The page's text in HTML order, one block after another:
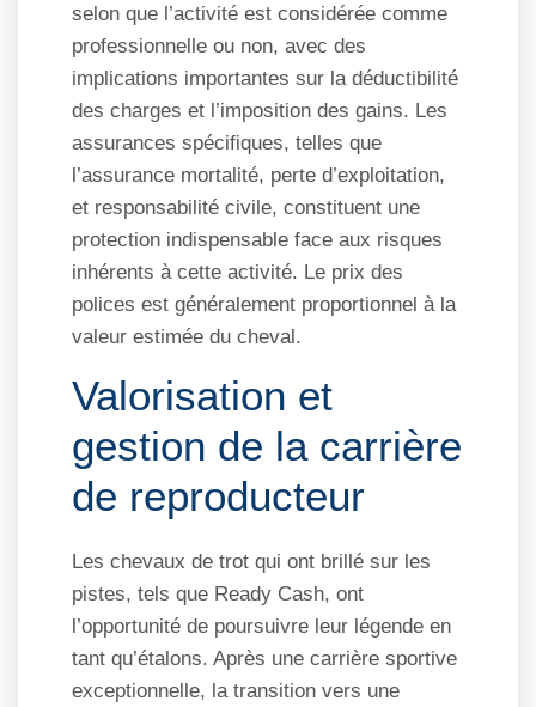
selon que l’activité est considérée comme
professionnelle ou non, avec des
implications importantes sur la déductibilité
des charges et l’imposition des gains. Les
assurances spécifiques, telles que
l’assurance mortalité, perte d’exploitation,
et responsabilité civile, constituent une
protection indispensable face aux risques
inhérents à cette activité. Le prix des
polices est généralement proportionnel à la
valeur estimée du cheval.
Valorisation et
gestion de la carrière
de reproducteur
Les chevaux de trot qui ont brillé sur les
pistes, tels que Ready Cash, ont
l’opportunité de poursuivre leur légende en
tant qu’étalons. Après une carrière sportive
exceptionnelle, la transition vers une